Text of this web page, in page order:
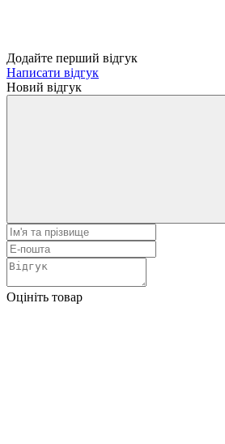
Додайте перший відгук
Написати відгук
Новий відгук
Оцініть товар